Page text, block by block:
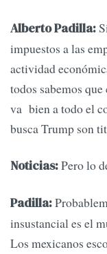
Alberto Padilla:
impuestos a las
actividad
todos sabemos
va bien a todo el
busca Trump son
Noticias:Pero lo
Padilla:
insustancial es el
Los mexicanos